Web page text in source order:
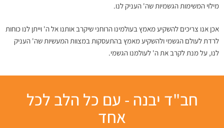
מילוי המשימות הגשמיות שה' העניק לנו.
אכן אנו צריכים להשקיע מאמץ בעולמינו הרוחני שיקרב אותנו אל ה' וייתן לנו כוחות
לרדת לעולם הגשמי ולהשקיע מאמץ בהתעסקות במצוות המעשיות שה' העניק
לנו, על מנת לקרב את ה' לעולמנו הגשמי.
חב"ד יבנה - עם כל הלב לכל
אחד